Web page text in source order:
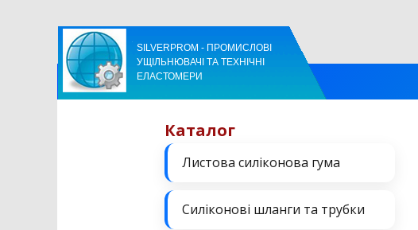
SILVERPROM - ПРОМИСЛОВІ
УЩІЛЬНЮВАЧІ ТА ТЕХНІЧНІ
ЕЛАСТОМЕРИ
Каталог
Листова силіконова гума
Силіконові шланги та трубки